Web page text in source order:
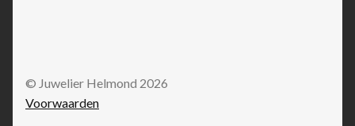
© Juwelier Helmond 2026
Voorwaarden